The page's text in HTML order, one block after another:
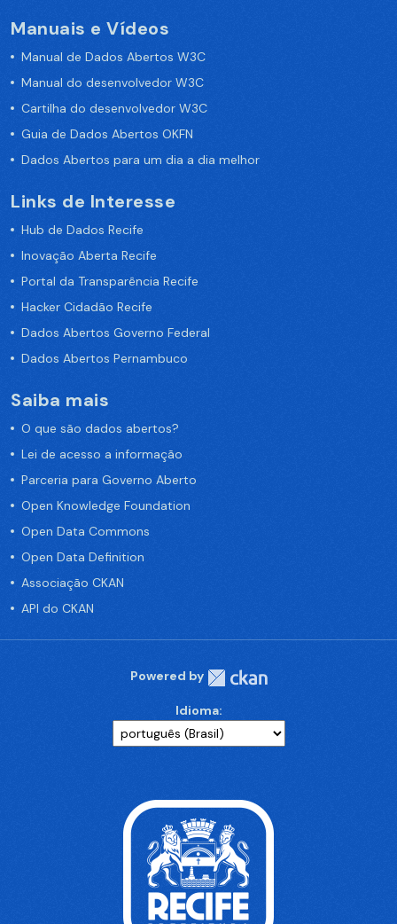
Manuais e Vídeos
Manual de Dados Abertos W3C
Manual do desenvolvedor W3C
Cartilha do desenvolvedor W3C
Guia de Dados Abertos OKFN
Dados Abertos para um dia a dia melhor
Links de Interesse
Hub de Dados Recife
Inovação Aberta Recife
Portal da Transparência Recife
Hacker Cidadão Recife
Dados Abertos Governo Federal
Dados Abertos Pernambuco
Saiba mais
O que são dados abertos?
Lei de acesso a informação
Parceria para Governo Aberto
Open Knowledge Foundation
Open Data Commons
Open Data Definition
Associação CKAN
API do CKAN
Powered by
Idioma